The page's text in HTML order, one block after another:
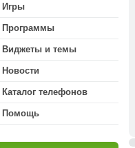
Игры
Программы
Виджеты и темы
Новости
Каталог телефонов
Помощь